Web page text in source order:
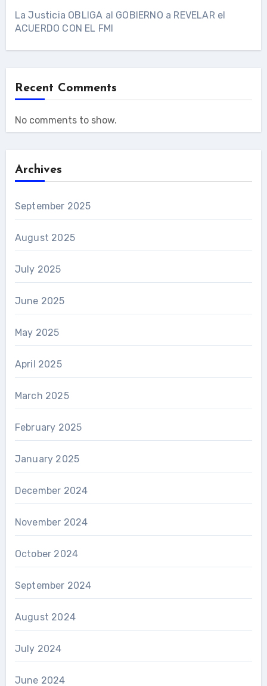
La Justicia OBLIGA al GOBIERNO a REVELAR el
ACUERDO CON EL FMI
Recent Comments
No comments to show.
Archives
September 2025
August 2025
July 2025
June 2025
May 2025
April 2025
March 2025
February 2025
January 2025
December 2024
November 2024
October 2024
September 2024
August 2024
July 2024
June 2024